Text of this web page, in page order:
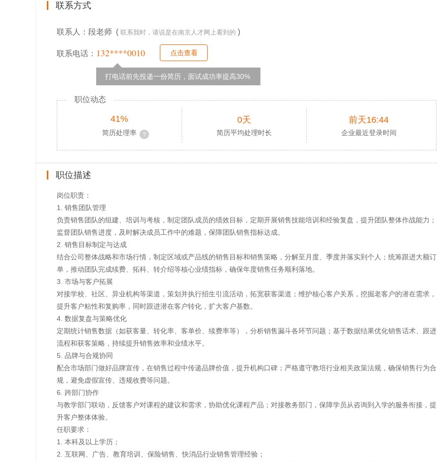
联系方式
联系人：段老师 ( 联系我时，请说是在南京人才网上看到的 )
联系电话： 132****0010 点击查看
打电话前先投递一份简历，面试成功率提高30%
职位动态
41%
简历处理率
0天
简历平均处理时长
前天16:44
企业最近登录时间
职位描述
岗位职责：
1. 销售团队管理
负责销售团队的组建、培训与考核，制定团队成员的绩效目标，定期开展销售技能培训和经验复盘，提升团队整体作战能力；
监督团队销售进度，及时解决成员工作中的难题，保障团队销售指标达成。
2. 销售目标制定与达成
结合公司整体战略和市场行情，制定区域或产品线的销售目标和销售策略，分解至月度、季度并落实到个人；统筹跟进大额订
单，推动团队完成续费、拓科、转介绍等核心业绩指标，确保年度销售任务顺利落地。
3. 市场与客户拓展
对接学校、社区、异业机构等渠道，策划并执行招生引流活动，拓宽获客渠道；维护核心客户关系，挖掘老客户的潜在需求，
提升客户粘性和复购率，同时跟进潜在客户转化，扩大客户基数。
4. 数据复盘与策略优化
定期统计销售数据（如获客量、转化率、客单价、续费率等），分析销售漏斗各环节问题；基于数据结果优化销售话术、跟进
流程和获客策略，持续提升销售效率和业绩水平。
5. 品牌与合规协同
配合市场部门做好品牌宣传，在销售过程中传递品牌价值，提升机构口碑；严格遵守教培行业相关政策法规，确保销售行为合
规，避免虚假宣传、违规收费等问题。
6. 跨部门协作
与教学部门联动，反馈客户对课程的建议和需求，协助优化课程产品；对接教务部门，保障学员从咨询到入学的服务衔接，提
升客户整体体验。
任职要求：
1. 本科及以上学历；
2. 互联网、广告、教育培训、保险销售、快消品行业销售管理经验；